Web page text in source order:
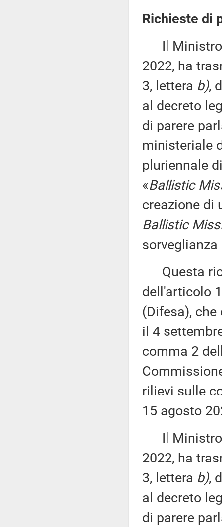
Richieste di
Il Ministro
2022, ha
3, lettera b),
al decreto
di parere
ministeriale
pluriennale
«Ballistic
creazione di
Ballistic
Questa
dell'articolo
(Difesa),
il 4
comma 2
rilievi sulle
15 agosto
Il Ministro
2022, ha
3, lettera b),
al decreto
di parere